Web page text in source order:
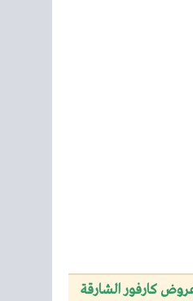
كارفور الشارقة